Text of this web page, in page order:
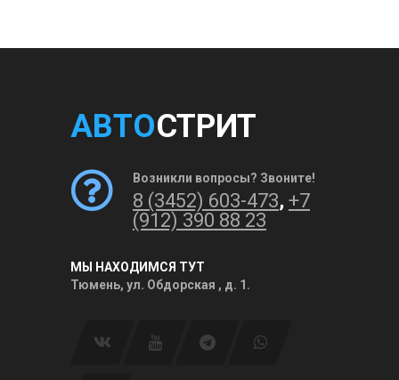
АВТОСТРИТ
Возникли вопросы? Звоните!
8 (3452) 603-473, +7
(912) 390 88 23
МЫ НАХОДИМСЯ ТУТ
Тюмень, ул. Обдорская , д. 1.